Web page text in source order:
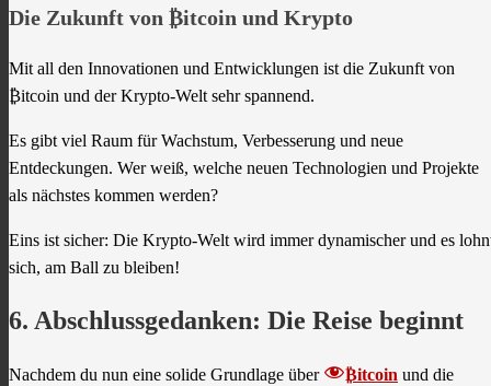
Die Zukunft von ₿itcoin und Krypto
Mit all den Innovationen und Entwicklungen ist die Zukunft von
₿itcoin und der Krypto-Welt sehr spannend.
Es gibt viel Raum für Wachstum, Verbesserung und neue
Entdeckungen. Wer weiß, welche neuen Technologien und Projekte
als nächstes kommen werden?
Eins ist sicher: Die Krypto-Welt wird immer dynamischer und es
sich, am Ball zu bleiben!
6. Abschlussgedanken: Die Reise beginnt
Nachdem du nun eine solide Grundlage über ₿itcoin und die